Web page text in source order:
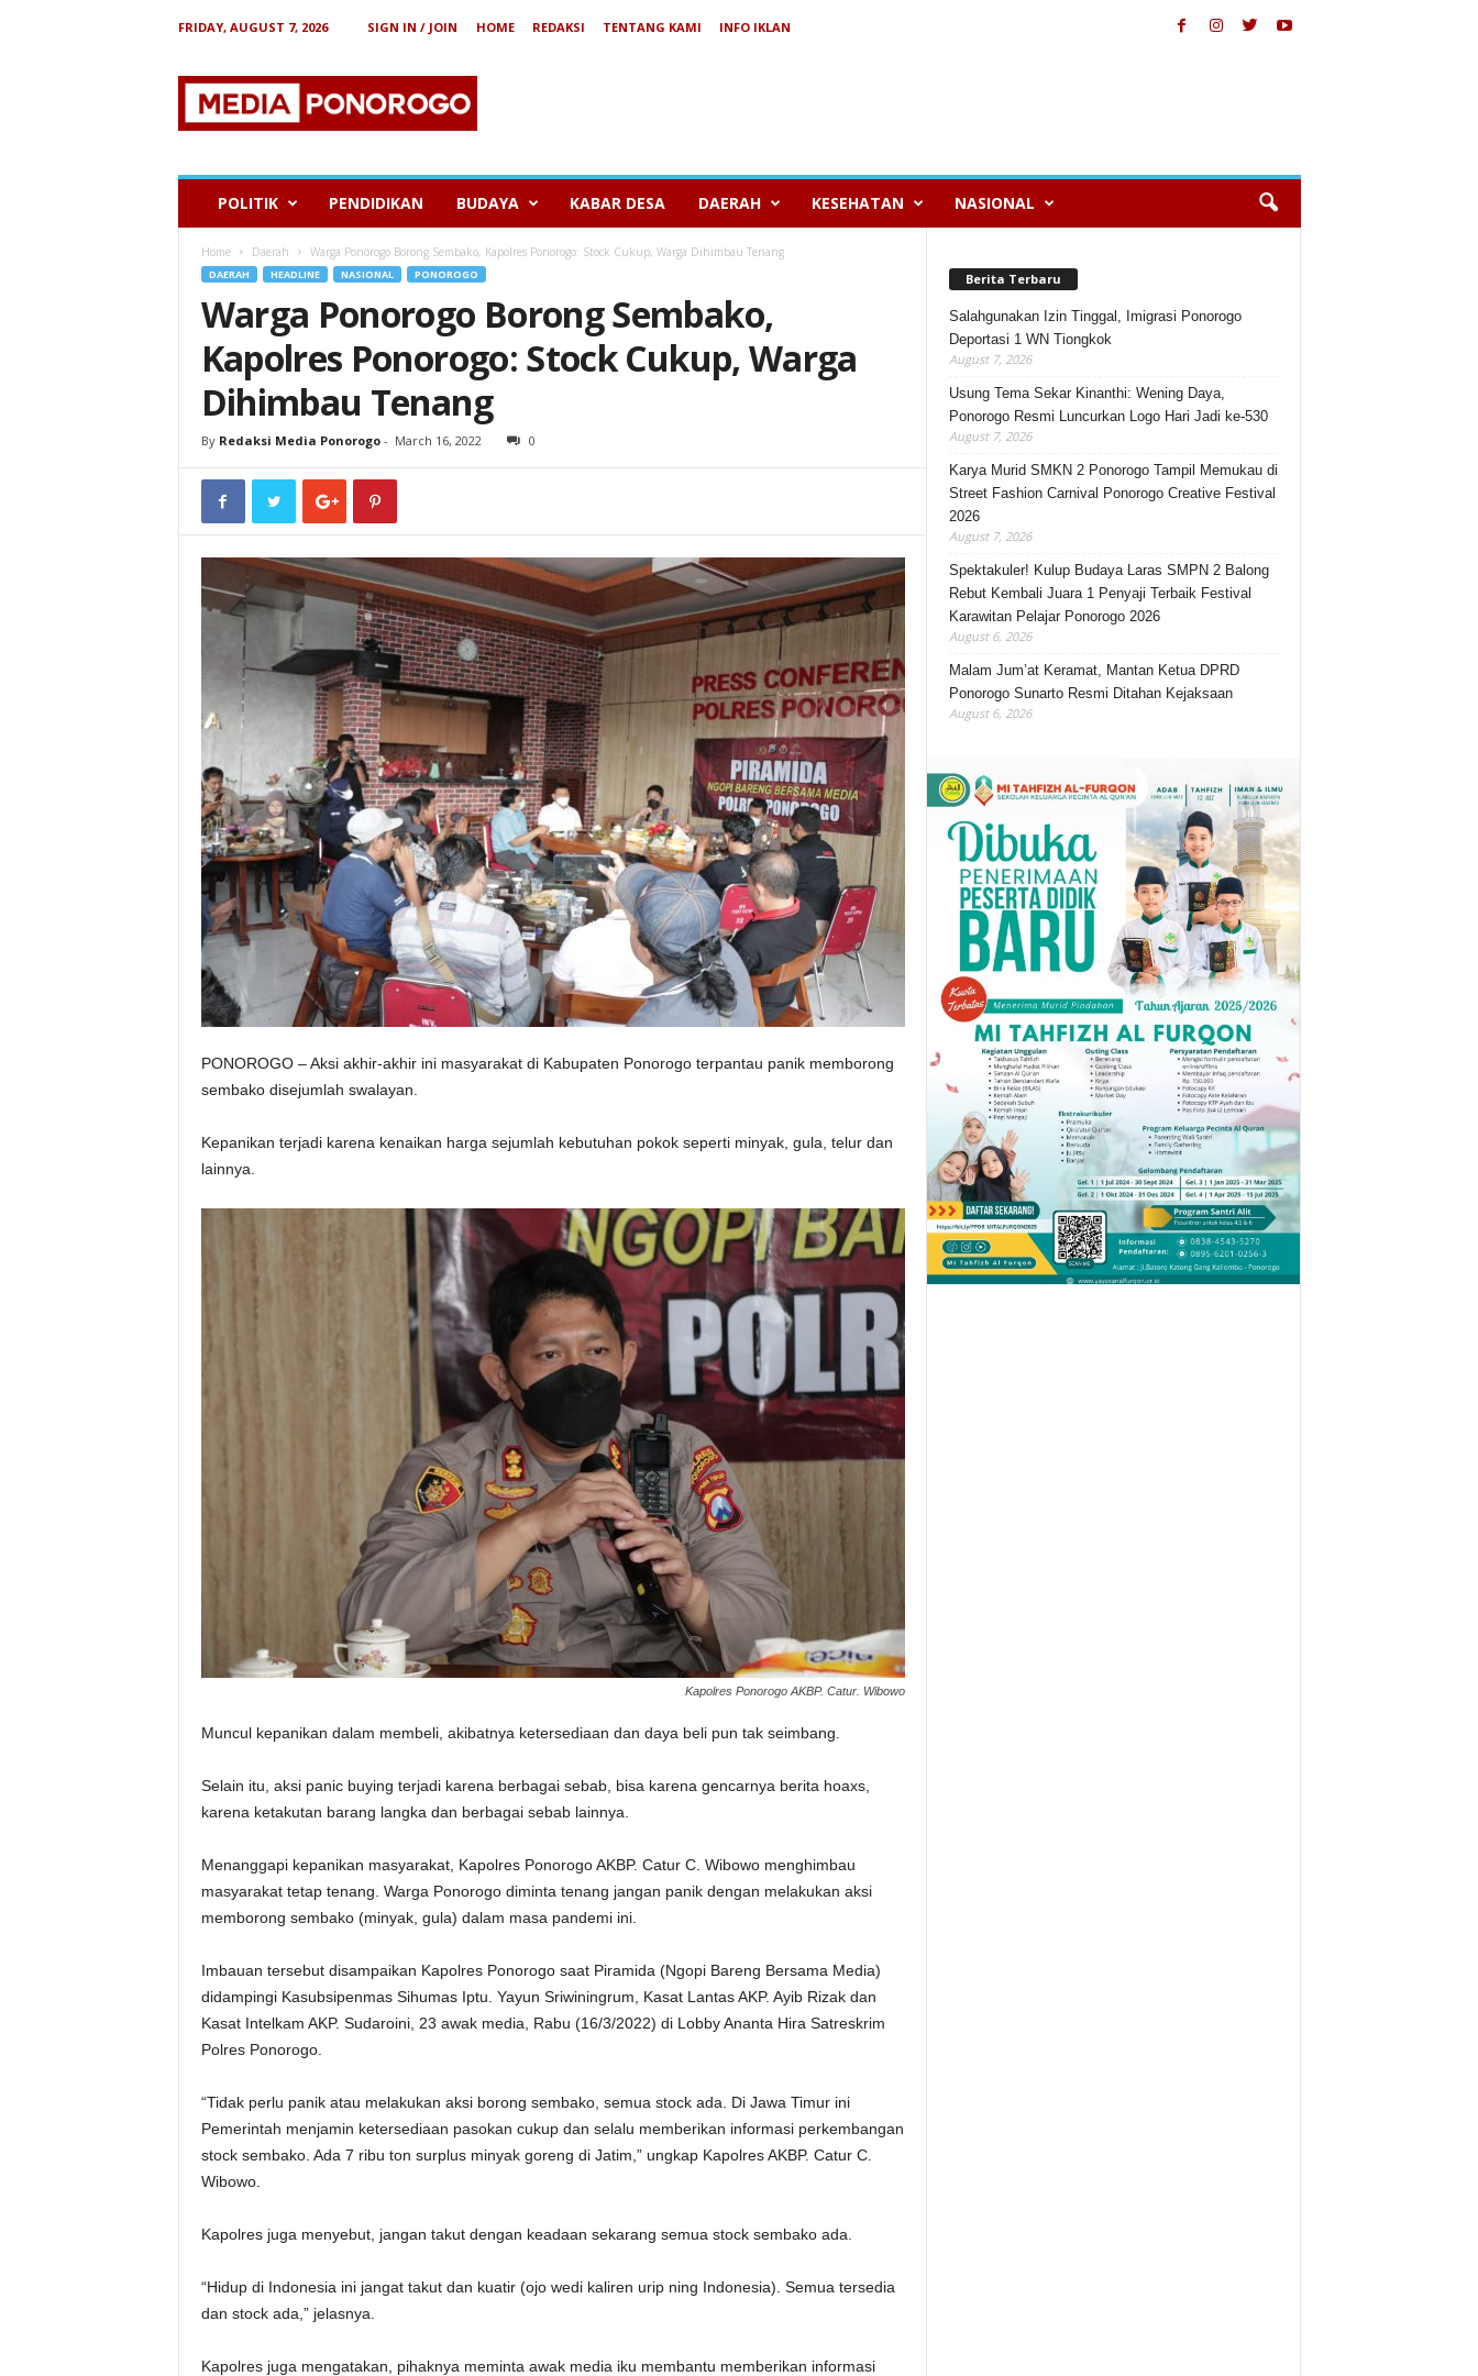
FRIDAY, AUGUST 7, 2026 SIGN IN / JOIN HOME REDAKSI TENTANG KAMI
INFO IKLAN
e
POLITIK PENDIDIKAN BUDAYA KABAR DESA DAERAH KESEHATAN NASIONAL
Home Daerah Warga Ponorogo Borong Sembako, Kapolres Ponorogo: Stock Cukup, Warga Dihimbau Tenang
DAERAH HEADLINE NASIONAL PONOROGO
Warga Ponorogo Borong Sembako,
Kapolres Ponorogo: Stock Cukup, Warga
Dihimbau Tenang
By Redaksi Media Ponorogo- March 16, 2022 0
PONOROGO – Aksi akhir-akhir ini masyarakat di Kabupaten Ponorogo terpantau panik memborong
sembako disejumlah swalayan.
Kepanikan terjadi karena kenaikan harga sejumlah kebutuhan pokok seperti minyak, gula, telur dan
lainnya.
Kapolres Ponorogo AKBP. Catur. Wibowo
Muncul kepanikan dalam membeli, akibatnya ketersediaan dan daya beli pun tak seimbang.
Selain itu, aksi panic buying terjadi karena berbagai sebab, bisa karena gencarnya berita hoaxs,
karena ketakutan barang langka dan berbagai sebab lainnya.
Menanggapi kepanikan masyarakat, Kapolres Ponorogo AKBP. Catur C. Wibowo menghimbau
masyarakat tetap tenang. Warga Ponorogo diminta tenang jangan panik dengan melakukan aksi
memborong sembako (minyak, gula) dalam masa pandemi ini.
Imbauan tersebut disampaikan Kapolres Ponorogo saat Piramida (Ngopi Bareng Bersama Media)
didampingi Kasubsipenmas Sihumas Iptu. Yayun Sriwiningrum, Kasat Lantas AKP. Ayib Rizak dan
Kasat Intelkam AKP. Sudaroini, 23 awak media, Rabu (16/3/2022) di Lobby Ananta Hira Satreskrim
Polres Ponorogo.
“Tidak perlu panik atau melakukan aksi borong sembako, semua stock ada. Di Jawa Timur ini
Pemerintah menjamin ketersediaan pasokan cukup dan selalu memberikan informasi perkembangan
stock sembako. Ada 7 ribu ton surplus minyak goreng di Jatim,” ungkap Kapolres AKBP. Catur C.
Wibowo.
Kapolres juga menyebut, jangan takut dengan keadaan sekarang semua stock sembako ada.
“Hidup di Indonesia ini jangat takut dan kuatir (ojo wedi kaliren urip ning Indonesia). Semua tersedia
dan stock ada,” jelasnya.
Kapolres juga mengatakan, pihaknya meminta awak media iku membantu memberikan informasi
Berita Terbaru
Salahgunakan Izin Tinggal, Imigrasi Ponorogo
Deportasi 1 WN Tiongkok
August 7, 2026
Usung Tema Sekar Kinanthi: Wening Daya,
Ponorogo Resmi Luncurkan Logo Hari Jadi ke-530
August 7, 2026
Karya Murid SMKN 2 Ponorogo Tampil Memukau di
Street Fashion Carnival Ponorogo Creative Festival
2026
August 7, 2026
Spektakuler! Kulup Budaya Laras SMPN 2 Balong
Rebut Kembali Juara 1 Penyaji Terbaik Festival
Karawitan Pelajar Ponorogo 2026
August 6, 2026
Malam Jum’at Keramat, Mantan Ketua DPRD
Ponorogo Sunarto Resmi Ditahan Kejaksaan
August 6, 2026